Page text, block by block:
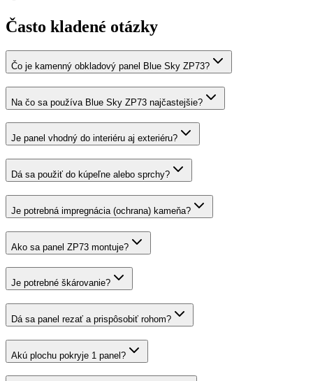
Často kladené otázky
Čo je kamenný obkladový panel Blue Sky ZP73?
Na čo sa používa Blue Sky ZP73 najčastejšie?
Je panel vhodný do interiéru aj exteriéru?
Dá sa použiť do kúpeľne alebo sprchy?
Je potrebná impregnácia (ochrana) kameňa?
Ako sa panel ZP73 montuje?
Je potrebné škárovanie?
Dá sa panel rezať a prispôsobiť rohom?
Akú plochu pokryje 1 panel?